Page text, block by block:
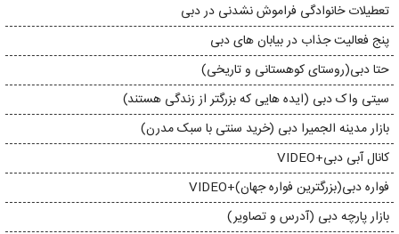
تعطیلات خانوادگی فراموش نشدنی در دبی
پنج فعالیت جذاب در بیابان های دبی
حتا دبی(روستای کوهستانی و تاریخی)
سیتی واک دبی (ایده هایی که بزرگتر از زندگی هستند)
بازار مدینه الجمیرا دبی (خرید سنتی با سبک مدرن)
کانال آبی دبی+VIDEO
فواره دبی(بزرگترین فواره جهان)+VIDEO
بازار پارچه دبی (آدرس و تصاویر)